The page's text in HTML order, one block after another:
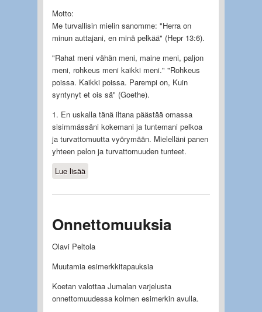
Motto:
Me turvallisin mielin sanomme: "Herra on
minun auttajani, en minä pelkää" (Hepr 13:6).
"Rahat meni vähän meni, maine meni, paljon
meni, rohkeus meni kaikki meni." "Rohkeus
poissa. Kaikki poissa. Parempi on, Kuin
syntynyt et ois sä" (Goethe).
1. En uskalla tänä iltana päästää omassa
sisimmässäni kokemani ja tuntemani pelkoa
ja turvattomuutta vyörymään. Mielelläni panen
yhteen pelon ja turvattomuuden tunteet.
Lue lisääabout Pelko vyöryy
Onnettomuuksia
Olavi Peltola
Muutamia esimerkkitapauksia
Koetan valottaa Jumalan varjelusta
onnettomuudessa kolmen esimerkin avulla.